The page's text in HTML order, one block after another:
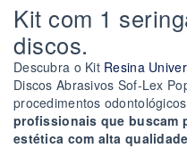
Kit com 1
discos.
Descubra o Kit Resina
Discos Abrasivos Sof-Lex
procedimentos
profissionais que buscam
estética com alta